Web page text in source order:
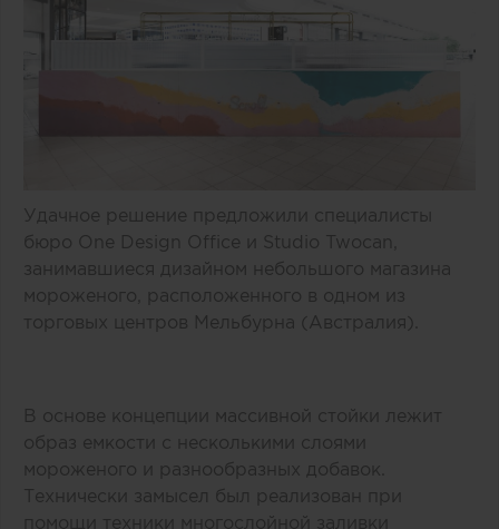
Удачное решение предложили специалисты
бюро One Design Office и Studio Twocan,
занимавшиеся дизайном небольшого магазина
мороженого, расположенного в одном из
торговых центров Мельбурна (Австралия).
В основе концепции массивной стойки лежит
образ емкости с несколькими слоями
мороженого и разнообразных добавок.
Технически замысел был реализован при
помощи техники многослойной заливки